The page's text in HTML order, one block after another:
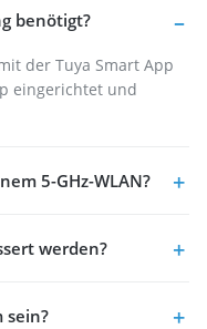
benötigt?
der Tuya Smart App
eingerichtet und
5-GHz-WLAN?
werden?
sein?